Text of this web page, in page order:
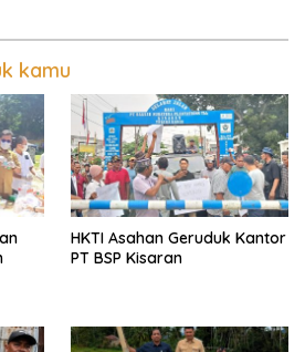
kamu
HKTI Asahan Geruduk Kantor
PT BSP Kisaran